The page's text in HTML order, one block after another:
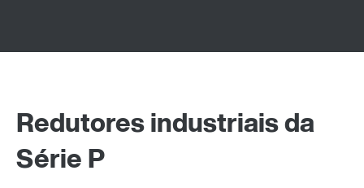
Redutores industriais da
Série P